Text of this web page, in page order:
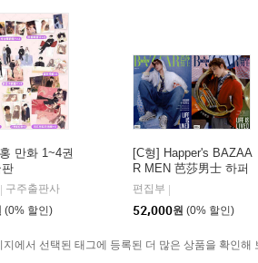
만화 1~4권
구주출판사
(0% 할인)
[C형] Happer's BAZAA
R MEN 芭莎男士 하퍼
스 바자 맨 중국 2026년
08월호 : 후명호 (侯明
昊) 커버 (A형 잡지+B형
편집부
52,000원 (0% 할인)
지에서 선택된 태그에 등록된 더 많은 상품을 확인해